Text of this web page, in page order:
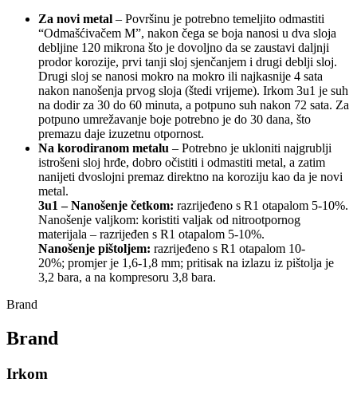
Za novi metal – Površinu je potrebno temeljito odmastiti
“Odmašćivačem M”, nakon čega se boja nanosi u dva sloja
debljine 120 mikrona što je dovoljno da se zaustavi daljnji
prodor korozije, prvi tanji sloj sjenčanjem i drugi deblji sloj.
Drugi sloj se nanosi mokro na mokro ili najkasnije 4 sata
nakon nanošenja prvog sloja (štedi vrijeme). Irkom 3u1 je suh
na dodir za 30 do 60 minuta, a potpuno suh nakon 72 sata. Za
potpuno umrežavanje boje potrebno je do 30 dana, što
premazu daje izuzetnu otpornost.
Na korodiranom metalu – Potrebno je ukloniti najgrublji
istrošeni sloj hrđe, dobro očistiti i odmastiti metal, a zatim
nanijeti dvoslojni premaz direktno na koroziju kao da je novi
metal.
3u1 – Nanošenje četkom: razrijeđeno s R1 otapalom 5-10%.
Nanošenje valjkom: koristiti valjak od nitrootpornog
materijala – razrijeđen s R1 otapalom 5-10%.
Nanošenje pištoljem: razrijeđeno s R1 otapalom 10-
20%; promjer je 1,6-1,8 mm; pritisak na izlazu iz pištolja je
3,2 bara, a na kompresoru 3,8 bara.
Brand
Brand
Irkom